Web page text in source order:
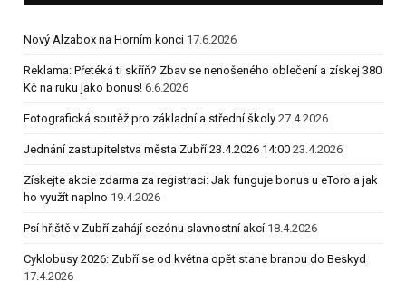
Nový Alzabox na Horním konci 17.6.2026
Reklama: Přetéká ti skříň? Zbav se nenošeného oblečení a získej 380
Kč na ruku jako bonus! 6.6.2026
Fotografická soutěž pro základní a střední školy 27.4.2026
Jednání zastupitelstva města Zubří 23.4.2026 14:00 23.4.2026
Získejte akcie zdarma za registraci: Jak funguje bonus u eToro a jak
ho využít naplno 19.4.2026
Psí hřiště v Zubří zahájí sezónu slavnostní akcí 18.4.2026
Cyklobusy 2026: Zubří se od května opět stane branou do Beskyd
17.4.2026